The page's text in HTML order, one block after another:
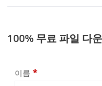
100% 무료 파일 다
이름 *